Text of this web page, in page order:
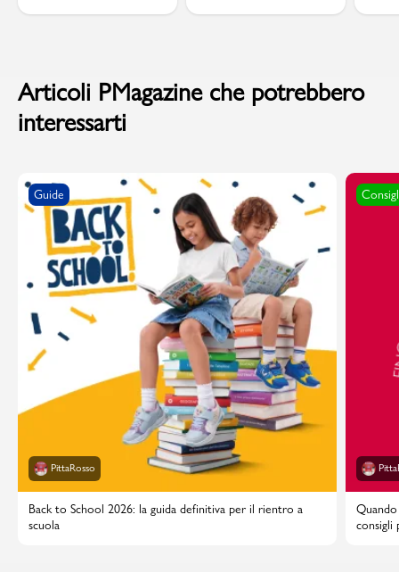
Articoli PMagazine che potrebbero
interessarti
Guide
PittaRosso
Back to School 2026: la guida definitiva per il rientro a
scuola
consigli